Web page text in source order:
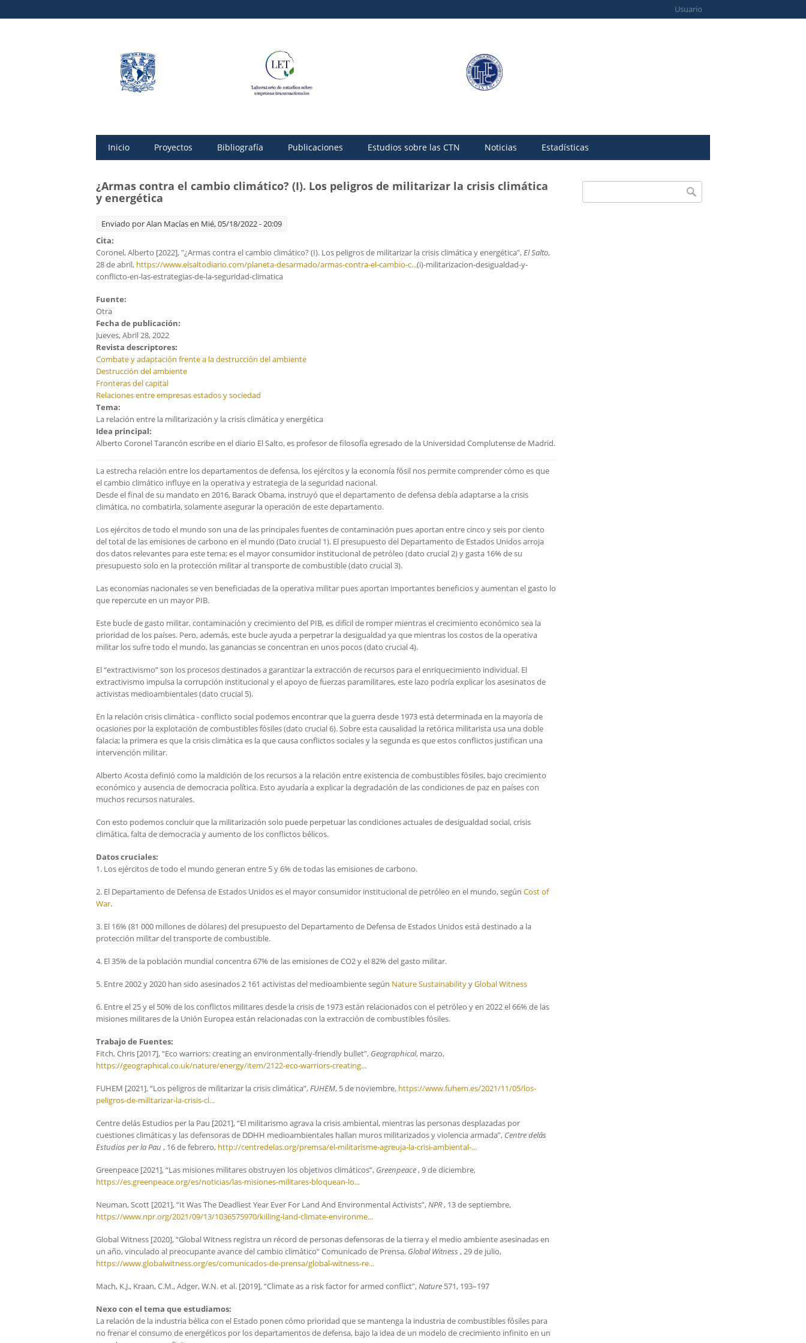
Usuario
Inicio Proyectos Bibliografía Publicaciones Estudios sobre las CTN Noticias Estadísticas
¿Armas contra el cambio climático? (I). Los peligros de militarizar la crisis climática
y energética
Enviado porAlan Macíasen Mié, 05/18/2022 - 20:09
Cita:
Coronel, Alberto [2022], "¿Armas contra el cambio climático? (I). Los peligros de militarizar la crisis climática y energética",El Salto,
28 de abril, https://www.elsaltodiario.com/planeta-desarmado/armas-contra-el-cambio-c...(i)-militarizacion-desigualdad-y-
conflicto-en-las-estrategias-de-la-seguridad-climatica
Fuente:
Otra
Fecha de publicación:
Jueves, Abril 28, 2022
Revista descriptores:
Combate y adaptación frente a la destrucción del ambiente
Destrucción del ambiente
Fronteras del capital
Relaciones entre empresas estados y sociedad
Tema:
La relación entre la militarización y la crisis climática y energética
Idea principal:
Alberto Coronel Tarancón escribe en el diario El Salto, es profesor de filosofía egresado de la Universidad Complutense de Madrid.
La estrecha relación entre los departamentos de defensa, los ejércitos y la economía fósil nos permite comprender cómo es que
el cambio climático influye en la operativa y estrategia de la seguridad nacional.
Desde el final de su mandato en 2016, Barack Obama, instruyó que el departamento de defensa debía adaptarse a la crisis
climática, no combatirla, solamente asegurar la operación de este departamento.
Los ejércitos de todo el mundo son una de las principales fuentes de contaminación pues aportan entre cinco y seis por ciento
del total de las emisiones de carbono en el mundo (Dato crucial 1). El presupuesto del Departamento de Estados Unidos arroja
dos datos relevantes para este tema; es el mayor consumidor institucional de petróleo (dato crucial 2) y gasta 16% de su
presupuesto solo en la protección militar al transporte de combustible (dato crucial 3).
Las economías nacionales se ven beneficiadas de la operativa militar pues aportan importantes beneficios y aumentan el gasto lo
que repercute en un mayor PIB.
Este bucle de gasto militar, contaminación y crecimiento del PIB, es difícil de romper mientras el crecimiento económico sea la
prioridad de los países. Pero, además, este bucle ayuda a perpetrar la desigualdad ya que mientras los costos de la operativa
militar los sufre todo el mundo, las ganancias se concentran en unos pocos (dato crucial 4).
El “extractivismo” son los procesos destinados a garantizar la extracción de recursos para el enriquecimiento individual. El
extractivismo impulsa la corrupción institucional y el apoyo de fuerzas paramilitares, este lazo podría explicar los asesinatos de
activistas medioambientales (dato crucial 5).
En la relación crisis climática - conflicto social podemos encontrar que la guerra desde 1973 está determinada en la mayoría de
ocasiones por la explotación de combustibles fósiles (dato crucial 6). Sobre esta causalidad la retórica militarista usa una doble
falacia; la primera es que la crisis climática es la que causa conflictos sociales y la segunda es que estos conflictos justifican una
intervención militar.
Alberto Acosta definió como la maldición de los recursos a la relación entre existencia de combustibles fósiles, bajo crecimiento
económico y ausencia de democracia política. Esto ayudaría a explicar la degradación de las condiciones de paz en países con
muchos recursos naturales.
Con esto podemos concluir que la militarización solo puede perpetuar las condiciones actuales de desigualdad social, crisis
climática, falta de democracia y aumento de los conflictos bélicos.
Datos cruciales:
1. Los ejércitos de todo el mundo generan entre 5 y 6% de todas las emisiones de carbono.
2. El Departamento de Defensa de Estados Unidos es el mayor consumidor institucional de petróleo en el mundo, según Cost of
War.
3. El 16% (81 000 millones de dólares) del presupuesto del Departamento de Defensa de Estados Unidos está destinado a la
protección militar del transporte de combustible.
4. El 35% de la población mundial concentra 67% de las emisiones de CO2 y el 82% del gasto militar.
5. Entre 2002 y 2020 han sido asesinados 2 161 activistas del medioambiente según Nature SustainabilityyGlobal Witness
6. Entre el 25 y el 50% de los conflictos militares desde la crisis de 1973 están relacionados con el petróleo y en 2022 el 66% de las
misiones militares de la Unión Europea están relacionadas con la extracción de combustibles fósiles.
Trabajo de Fuentes:
Fitch, Chris [2017], “Eco warriors: creating an environmentally-friendly bullet”, Geographical, marzo,
https://geographical.co.uk/nature/energy/item/2122-eco-warriors-creating...
FUHEM [2021], “Los peligros de militarizar la crisis climática”,FUHEM, 5 de noviembre, https://www.fuhem.es/2021/11/05/los-
peligros-de-militarizar-la-crisis-cl...
Centre delás Estudios per la Pau [2021], “El militarismo agrava la crisis ambiental, mientras las personas desplazadas por
cuestiones climáticas y las defensoras de DDHH medioambientales hallan muros militarizados y violencia armada”, Centre delás
Estudios per la Pau , 16 de febrero, http://centredelas.org/premsa/el-militarisme-agreuja-la-crisi-ambiental-...
Greenpeace [2021], “Las misiones militares obstruyen los objetivos climáticos”, Greenpeace, 9 de diciembre,
https://es.greenpeace.org/es/noticias/las-misiones-militares-bloquean-lo...
Neuman, Scott [2021], “It Was The Deadliest Year Ever For Land And Environmental Activists”,NPR, 13 de septiembre,
https://www.npr.org/2021/09/13/1036575970/killing-land-climate-environme...
Global Witness [2020], “Global Witness registra un récord de personas defensoras de la tierra y el medio ambiente asesinadas en
un año, vinculado al preocupante avance del cambio climático” Comunicado de Prensa, Global Witness , 29 de julio,
https://www.globalwitness.org/es/comunicados-de-prensa/global-witness-re...
Mach, K.J., Kraan, C.M., Adger, W.N. et al. [2019], “Climate as a risk factor for armed conflict”,Nature 571, 193–197
Nexo con el tema que estudiamos:
La relación de la industria bélica con el Estado ponen cómo prioridad que se mantenga la industria de combustibles fósiles para
no frenar el consumo de energéticos por los departamentos de defensa, bajo la idea de un modelo de crecimiento infinito en un
Formulario de búsqueda